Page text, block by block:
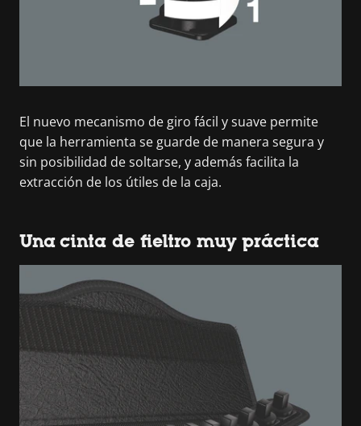
El nuevo mecanismo de giro fácil y suave permite
que la herramienta se guarde de manera segura y
sin posibilidad de soltarse, y además facilita la
extracción de los útiles de la caja.
Una cinta de fieltro muy práctica